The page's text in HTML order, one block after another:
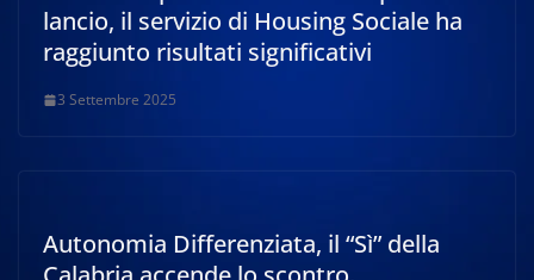
lancio, il servizio di Housing Sociale ha
raggiunto risultati significativi
3 Settembre 2025
Autonomia Differenziata, il “Sì” della